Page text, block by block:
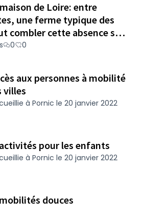
de Loire: entre
une ferme typique des
combler cette absence sur
0 0
aux personnes à mobilité
villes
à Pornic le 20 janvier 2022
pour les enfants
à Pornic le 20 janvier 2022
douces